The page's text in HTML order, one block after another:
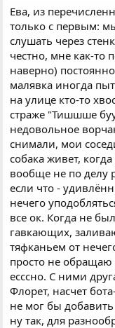
Ева, из
только с первым:
слушать через
честно, мне как-то
наверно)
малявка иногда
на улице кто-то
страже "Тишшше
недовольное
снимали, мои
собака живет,
вообще не по делу
если что -
нечего
все ок. Когда не
гавкающих,
тяфканьем от
просто не
есссно. С ними
Флорет, насчет
не мог бы
ну так, для